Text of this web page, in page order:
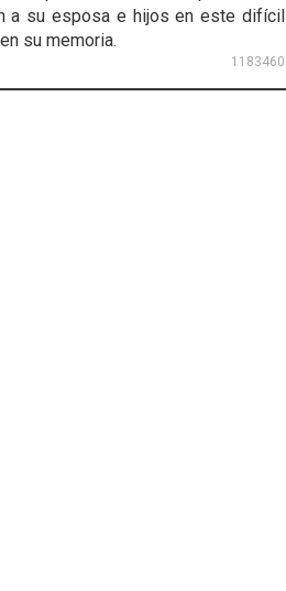
a su esposa e hijos en este difícil
su memoria.
1183460